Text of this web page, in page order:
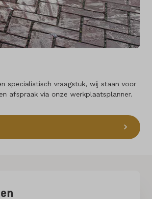
specialistisch vraagstuk, wij staan voor
afspraak via onze werkplaatsplanner.